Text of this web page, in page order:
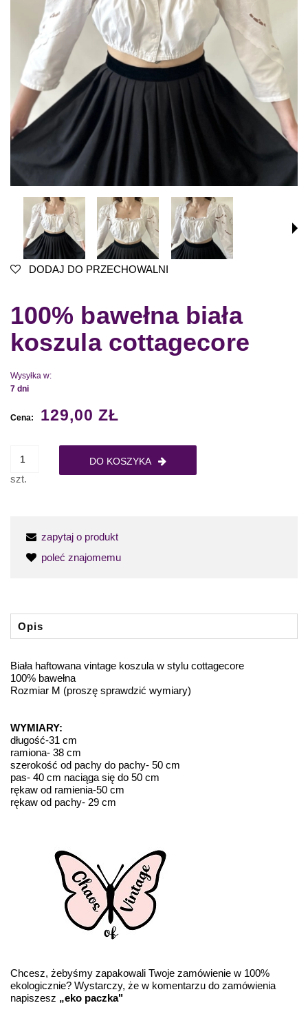
DODAJ DO PRZECHOWALNI
100% bawełna biała
koszula cottagecore
Wysyłka w:
7 dni
Cena: 129,00 ZŁ
szt.
DO KOSZYKA
zapytaj o produkt
poleć znajomemu
Opis
Biała haftowana vintage koszula w stylu cottagecore
100% bawełna
Rozmiar M (proszę sprawdzić wymiary)
WYMIARY:
długość-31 cm
ramiona- 38 cm
szerokość od pachy do pachy- 50 cm
pas- 40 cm naciąga się do 50 cm
rękaw od ramienia-50 cm
rękaw od pachy- 29 cm
Chcesz, żebyśmy zapakowali Twoje zamówienie w 100%
ekologicznie? Wystarczy, że w komentarzu do zamówienia
napiszesz „eko paczka"